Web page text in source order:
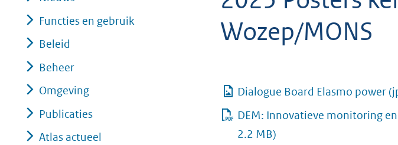
Wozep/MONS
Dialogue Board Elasmo power
DEM: Innovatieve monitoring
2.2 MB)
Functies en gebruik
Beleid
Beheer
Omgeving
Publicaties
Atlas actueel